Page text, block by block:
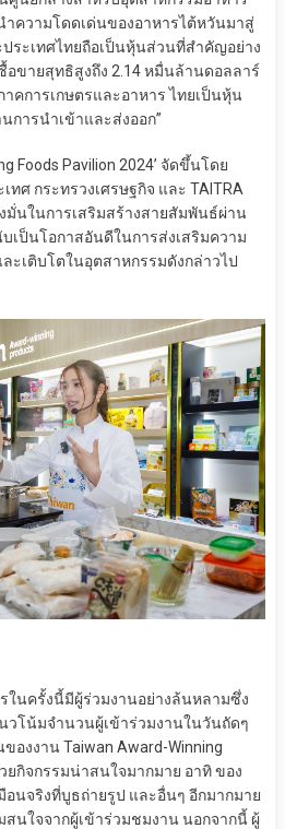
ำความโดดเด่นของอาหารไต้หวันมาสู่
ระเทศไทยถือเป็นหุ้นส่วนที่สำคัญอย่าง
อขายสุทธิสูงถึง 2.14 หมื่นล้านดอลลาร์
คการเกษตรและอาหาร ไทยเป็นหุ้น
การนำเข้าและส่งออก”
Foods Pavilion 2024’ จัดขึ้นโดย
ทศ กระทรวงเศรษฐกิจ และ TAITRA
มั่นในการเสริมสร้างสายสัมพันธ์ผ่าน
ป็นโอกาสอันดีในการส่งเสริมความ
ะเติบโตในอุตสาหกรรมดังกล่าวไป
ในครั้งนี้มีผู้ร่วมงานอย่างล้นหลามซึ่ง
โน้มจำนวนผู้เข้าร่วมงานในวันถัดๆ
องงาน Taiwan Award-Winning
ยกิจกรรมน่าสนใจมากมาย อาทิ ของ
อนจริงที่บูธถ่ายรูป และอื่นๆ อีกมากมาย
นใจจากผู้เข้าร่วมชมงาน นอกจากนี้ ผู้